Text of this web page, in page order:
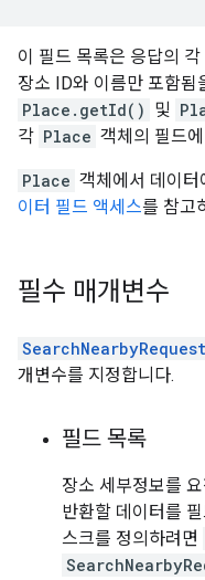
이 필드 목록은 응답의 각
장소 ID와 이름만 포함됨
Place.getId() 및
각 Place 객체의 필드
Place 객체에서 데이
이터 필드 액세스를 참고
필수 매개변수
SearchNearbyRequest
개변수를 지정합니다.
필드 목록
장소 세부정보를
반환할 데이터를
스크를 정의하려면